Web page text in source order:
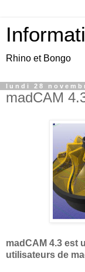
Rhino et Bongo
lundi 28
madCAM
madCAM 4.3 est
utilisateurs de